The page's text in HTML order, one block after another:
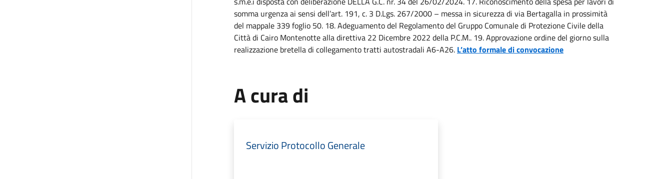
somma urgenza ai sensi dell’art. 191, c. 3 D.Lgs. 267/2000 – messa in sicurezza di via Bertagalla in prossimità
del mappale 339 foglio 50. 18. Adeguamento del Regolamento del Gruppo Comunale di Protezione Civile della
Città di Cairo Montenotte alla direttiva 22 Dicembre 2022 della P.C.M.. 19. Approvazione ordine del giorno sulla
realizzazione bretella di collegamento tratti autostradali A6-A26. L’atto formale di convocazione
A cura di
Servizio Protocollo Generale